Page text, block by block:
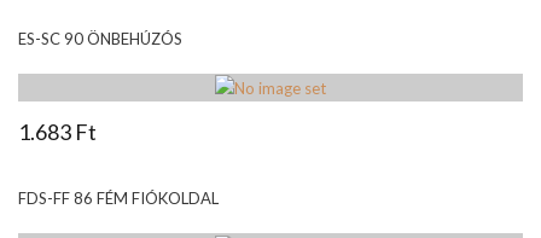
ES-SC 90 ÖNBEHÚZÓS
1.683 Ft
FDS-FF 86 FÉM FIÓKOLDAL